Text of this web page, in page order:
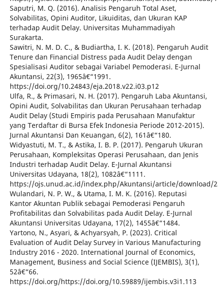
Saputri, M. Q. (2016). Analisis Pengaruh Total Aset,
Solvabilitas, Opini Auditor, Likuiditas, dan Ukuran KAP
terhadap Audit Delay. Universitas Muhammadiyah
Surakarta.
Sawitri, N. M. D. C., & Budiartha, I. K. (2018). Pengaruh Audit
Tenure dan Financial Distress pada Audit Delay dengan
Spesialisasi Auditor sebagai Variabel Pemoderasi. E-Jurnal
Akuntansi, 22(3), 1965â€“1991.
https://doi.org/10.24843/eja.2018.v22.i03.p12
Ulfa, R., & Primasari, N. H. (2017). Pengaruh Laba Akuntansi,
Opini Audit, Solvabilitas dan Ukuran Perusahaan terhadap
Audit Delay (Studi Empiris pada Perusahaan Manufaktur
yang Terdaftar di Bursa Efek Indonesia Periode 2012-2015).
Jurnal Akuntansi Dan Keuangan, 6(2), 161â€“180.
Widyastuti, M. T., & Astika, I. B. P. (2017). Pengaruh Ukuran
Perusahaan, Kompleksitas Operasi Perusahaan, dan Jenis
Industri terhadap Audit Delay. E-Jurnal Akuntansi
Universitas Udayana, 18(2), 1082â€“1111.
https://ojs.unud.ac.id/index.php/Akuntansi/article/download/
Wulandari, N. P. W., & Utama, I. M. K. (2016). Reputasi
Kantor Akuntan Publik sebagai Pemoderasi Pengaruh
Profitabilitas dan Solvabilitas pada Audit Delay. E-Jurnal
Akuntansi Universitas Udayana, 17(2), 1455â€“1484.
Yartono, N., Asyari, & Achyarsyah, P. (2023). Critical
Evaluation of Audit Delay Survey in Various Manufacturing
Industry 2016 - 2020. International Journal of Economics,
Management, Business and Social Science (IJEMBIS), 3(1),
52â€“66.
https://doi.org/https://doi.org/10.59889/ijembis.v3i1.113